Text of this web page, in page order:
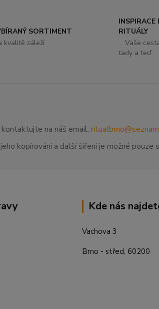
SORTIMENT
kvalitě záleží
RITUÁLY
... Vaše
tady a teď
na náš email:
kopírování a další šíření je možné
Kde nás
Vachova 3
Brno - střed, 60200